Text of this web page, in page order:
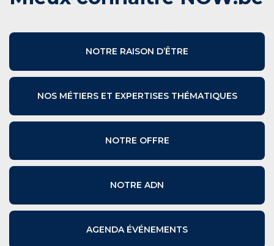
NOTRE RAISON D’ÊTRE
NOS MÉTIERS ET EXPERTISES THÉMATIQUES
NOTRE OFFRE
NOTRE ADN
AGENDA ÉVÉNEMENTS